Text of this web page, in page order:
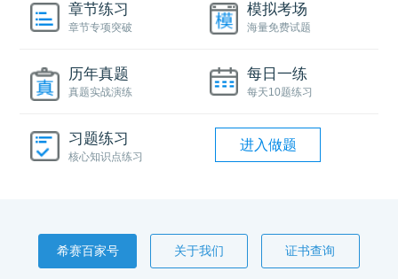
章节练习
章节专项突破
模拟考场
海量免费试题
历年真题
真题实战演练
每日一练
每天10题练习
习题练习
核心知识点练习
进入做题
希赛百家号 关于我们 证书查询